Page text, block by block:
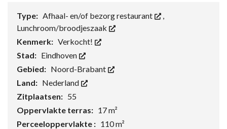
Type: Afhaal- en/of bezorg restaurant
,
Lunchroom/broodjeszaak
Kenmerk: Verkocht!
Stad: Eindhoven
Gebied: Noord-Brabant
Land: Nederland
Zitplaatsen: 55
Oppervlakte terras: 17 m²
Perceeloppervlakte : 110 m²